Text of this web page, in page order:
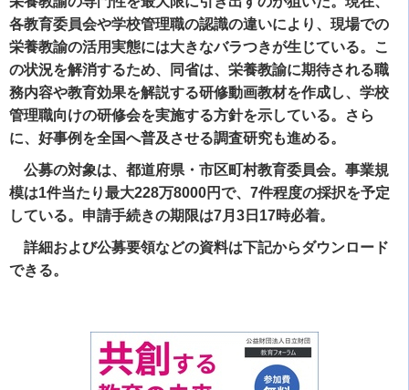
各教育委員会や学校管理職の認識の違いにより、現場での
栄養教諭の活用実態には大きなバラつきが生じている。こ
の状況を解消するため、同省は、栄養教諭に期待される職
務内容や教育効果を解説する研修動画教材を作成し、学校
管理職向けの研修会を実施する方針を示している。さら
に、好事例を全国へ普及させる調査研究も進める。
公募の対象は、都道府県・市区町村教育委員会。事業規
模は1件当たり最大228万8000円で、7件程度の採択を予定
している。申請手続きの期限は7月3日17時必着。
詳細および公募要領などの資料は下記からダウンロード
できる。